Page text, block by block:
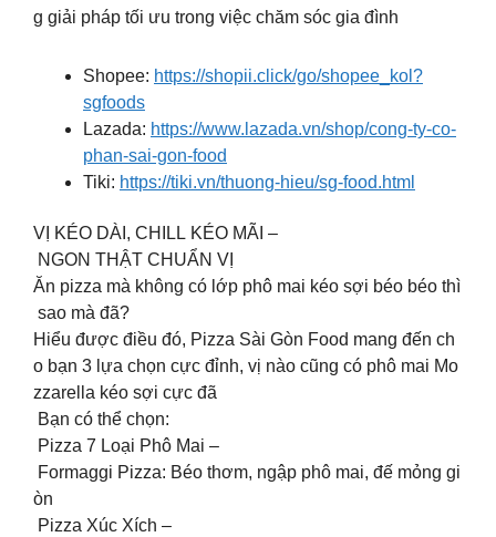
g giải pháp tối ưu trong việc chăm sóc gia đình
Shopee: https://shopii.click/go/shopee_kol?
sgfoods
Lazada: https://www.lazada.vn/shop/cong-ty-co-
phan-sai-gon-food
Tiki: https://tiki.vn/thuong-hieu/sg-food.html
VỊ KÉO DÀI, CHILL KÉO MÃI –
NGON THẬT CHUẨN VỊ
Ăn pizza mà không có lớp phô mai kéo sợi béo béo thì
sao mà đã?
Hiểu được điều đó, Pizza Sài Gòn Food mang đến ch
o bạn 3 lựa chọn cực đỉnh, vị nào cũng có phô mai Mo
zzarella kéo sợi cực đã
Bạn có thể chọn:
Pizza 7 Loại Phô Mai –
Formaggi Pizza: Béo thơm, ngập phô mai, đế mỏng gi
òn
Pizza Xúc Xích –